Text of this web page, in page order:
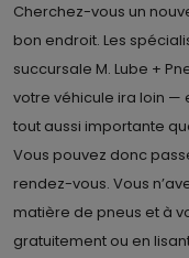
Cherchez-vous un
bon endroit. Les
succursale M. Lube +
votre véhicule ira loin —
tout aussi importante
Vous pouvez donc
rendez-vous. Vous
matière de pneus et à
gratuitement ou en